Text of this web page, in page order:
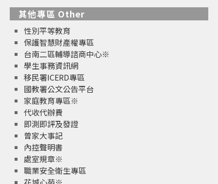
其他專區 Other
性別平等教育
保護智慧財產權專區
台南二區輔導諮商中心※
學生事務資訊網
移民署ICERD專區
國教署公文公告平台
家庭教育專區※
代收代辦費
即測即評及發證
曾家大事記
內控聲明書
處室規章※
職業安全衛生專區